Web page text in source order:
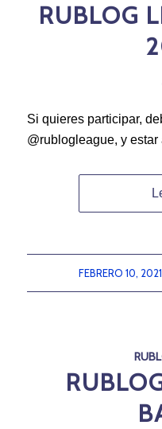
RUBLOG
Si quieres participar,
@rublogleague, y
FEBRERO 10, 2021
/